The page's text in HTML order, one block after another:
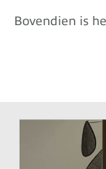
Bovendien is